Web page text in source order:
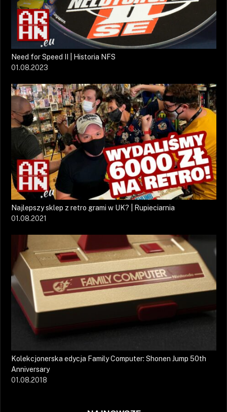
Need for Speed II | Historia NFS
01.08.2023
Najlepszy sklep z retro grami w UK? | Rupieciarnia
01.08.2021
Kolekcjonerska edycja Family Computer: Shonen Jump 50th
Anniversary
01.08.2018